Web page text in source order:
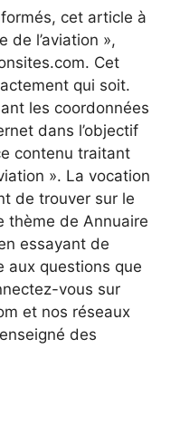
cet article à
de l’aviation »,
Cet
qui soit.
les coordonnées
dans l’objectif
contenu traitant
». La vocation
de trouver sur le
thème de Annuaire
essayant de
aux questions que
vous sur
et nos réseaux
des